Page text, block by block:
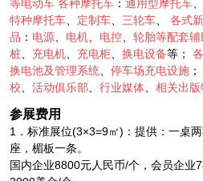
等电动车 各种摩托车 ： 通用型摩托车
特种摩托车
定制车 三轮车 各式
品 ： 电源 电机 电控 轮胎等配套辅
桩
充电机 充电柜 换电设备等；
换电池及管理系统
停车场充电设施 ；
校
活动俱乐部 行业媒体 相关出
参展费用
1．标准展位(3×3=9㎡)：提供：一桌
座，楣板一条。
国内企业8800元人民币/个，会员企业